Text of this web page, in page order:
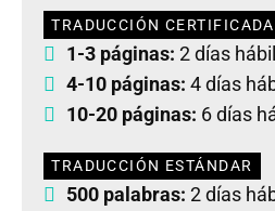
TRADUCCIÓN CERTIFICADA
1-3 páginas: 2 días
4-10 páginas: 4 días
10-20 páginas: 6 días
TRADUCCIÓN ESTÁNDAR
500 palabras: 2 días